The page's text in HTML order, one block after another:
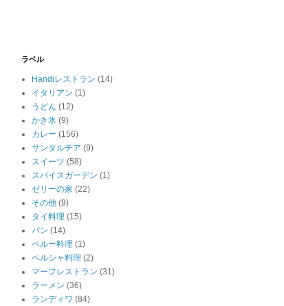
ラベル
Handiレストラン (14)
イタリアン (1)
うどん (12)
かき氷 (9)
カレー (156)
サンタルチア (9)
スイーツ (58)
スパイスガーデン (1)
ゼリーの家 (22)
その他 (9)
タイ料理 (15)
パン (14)
ペルー料理 (1)
ペルシャ料理 (2)
マーフレストラン (31)
ラーメン (36)
ランディワ (84)